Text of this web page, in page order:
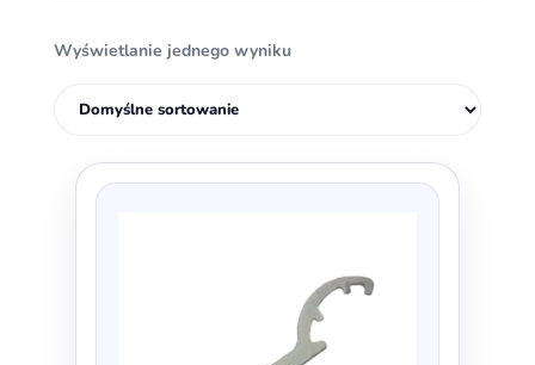
Wyświetlanie jednego wyniku